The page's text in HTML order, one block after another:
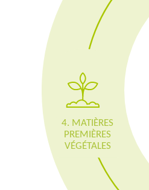
4. MATIÈRES
PREMIÈRES
VÉGÉTALES